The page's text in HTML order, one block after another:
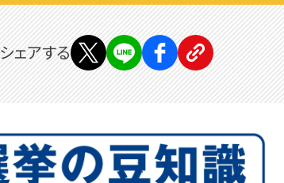
シェアする